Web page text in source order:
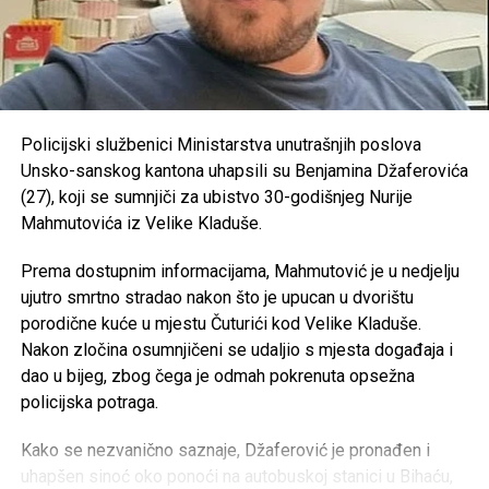
Sanski Most – 193.500 KM
Konjički klub “Potkovica” –50.000 KM
RK “Sana 7” –
OKK “Sana” –25.000 KM
SPD “Mulež” –15.000 KM
SRD “Devet rijeka” –15.000 KM
AK “Sana” –10.000 KM
Fitness klub “Sana” –8.000 KM
Judo klub “Sanski Most” – 7.500 KM
Karate klub “Hurije” –
Ronilački klub “Vir” –5.000 KM
primanja-izazvao-nezadovoljstvo-u-krajini-profesori-
traze-vece-place-i-izmjene-kolektivnog-ugovora/?
OVDJE možete vidjeti kolike plate imaju zaposleni u
javnom sektoru
https://antikorupcijausk.ba/V2/registar-zaposlenih-u-
javnom-sektoru/
Post
Tweet
Mail
Policijski službenici Ministarstva unutrašnjih poslova
Unsko-sanskog kantona uhapsili su Benjamina Džaferovića
(27), koji se sumnjiči za ubistvo 30-godišnjeg Nurije
Mahmutovića iz Velike Kladuše.
Prema dostupnim informacijama, Mahmutović je u nedjelju
ujutro smrtno stradao nakon što je upucan u dvorištu
porodične kuće u mjestu Čuturići kod Velike Kladuše.
Nakon zločina osumnjičeni se udaljio s mjesta događaja i
dao u bijeg, zbog čega je odmah pokrenuta opsežna
policijska potraga.
Kako se nezvanično saznaje, Džaferović je pronađen i
uhapšen sinoć oko ponoći na autobuskoj stanici u Bihaću,